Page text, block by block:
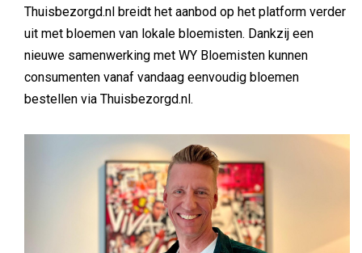
Thuisbezorgd.nl breidt het aanbod op het platform verder
uit met bloemen van lokale bloemisten. Dankzij een
nieuwe samenwerking met WY Bloemisten kunnen
consumenten vanaf vandaag eenvoudig bloemen
bestellen via Thuisbezorgd.nl.